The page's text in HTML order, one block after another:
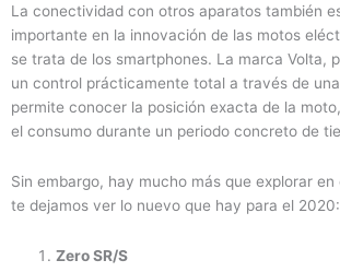
La conectividad con otros aparatos también
importante en la innovación de las motos
se trata de los smartphones. La marca Volta,
un control prácticamente total a través de
permite conocer la posición exacta de la
el consumo durante un periodo concreto de
Sin embargo, hay mucho más que explorar
te dejamos ver lo nuevo que hay para el 2020:
Zero SR/S